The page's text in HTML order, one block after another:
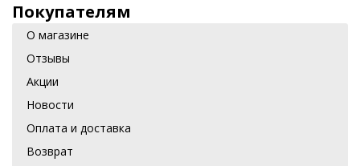
Покупателям
О магазине
Отзывы
Акции
Новости
Оплата и доставка
Возврат